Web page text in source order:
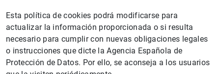
Esta política de cookies podrá modificarse para
actualizar la información proporcionada o si resulta
necesario para cumplir con nuevas obligaciones legales
o instrucciones que dicte la Agencia Española de
Protección de Datos. Por ello, se aconseja a los usuarios